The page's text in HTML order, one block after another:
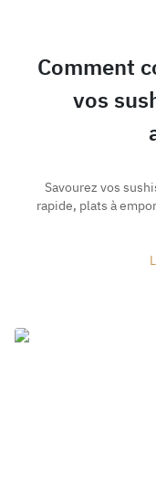
Comment
vos
Savourez vos
rapide, plats à